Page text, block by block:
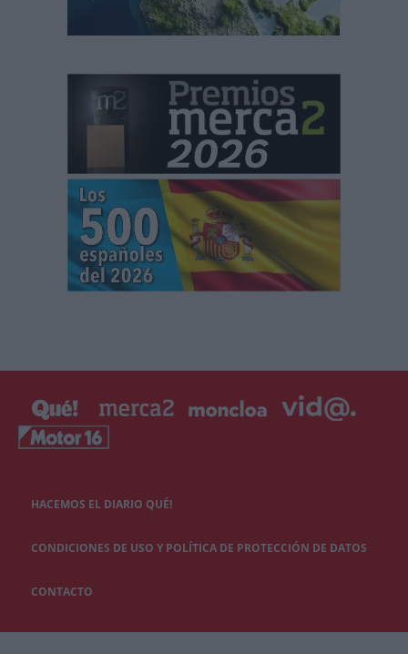
HACEMOS EL DIARIO QUÉ!
CONDICIONES DE USO Y POLÍTICA DE PROTECCIÓN DE DATOS
CONTACTO